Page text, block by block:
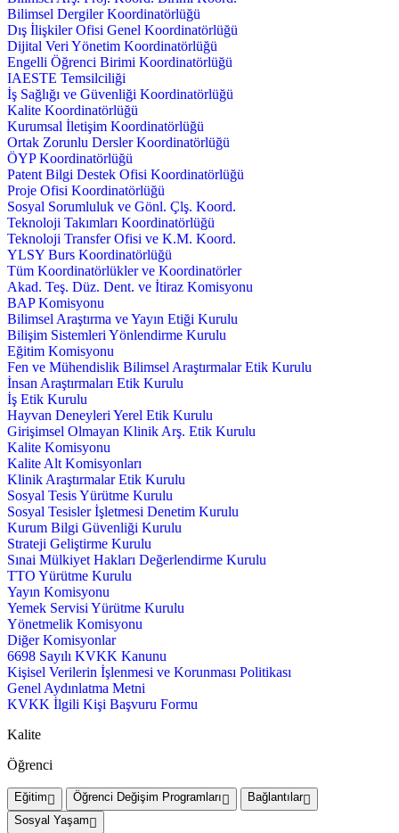
Bilimsel Dergiler Koordinatörlüğü
Dış İlişkiler Ofisi Genel Koordinatörlüğü
Dijital Veri Yönetim Koordinatörlüğü
Engelli Öğrenci Birimi Koordinatörlüğü
IAESTE Temsilciliği
İş Sağlığı ve Güvenliği Koordinatörlüğü
Kalite Koordinatörlüğü
Kurumsal İletişim Koordinatörlüğü
Ortak Zorunlu Dersler Koordinatörlüğü
ÖYP Koordinatörlüğü
Patent Bilgi Destek Ofisi Koordinatörlüğü
Proje Ofisi Koordinatörlüğü
Sosyal Sorumluluk ve Gönl. Çlş. Koord.
Teknoloji Takımları Koordinatörlüğü
Teknoloji Transfer Ofisi ve K.M. Koord.
YLSY Burs Koordinatörlüğü
Tüm Koordinatörlükler ve Koordinatörler
Akad. Teş. Düz. Dent. ve İtiraz Komisyonu
BAP Komisyonu
Bilimsel Araştırma ve Yayın Etiği Kurulu
Bilişim Sistemleri Yönlendirme Kurulu
Eğitim Komisyonu
Fen ve Mühendislik Bilimsel Araştırmalar Etik Kurulu
İnsan Araştırmaları Etik Kurulu
İş Etik Kurulu
Hayvan Deneyleri Yerel Etik Kurulu
Girişimsel Olmayan Klinik Arş. Etik Kurulu
Kalite Komisyonu
Kalite Alt Komisyonları
Klinik Araştırmalar Etik Kurulu
Sosyal Tesis Yürütme Kurulu
Sosyal Tesisler İşletmesi Denetim Kurulu
Kurum Bilgi Güvenliği Kurulu
Strateji Geliştirme Kurulu
Sınai Mülkiyet Hakları Değerlendirme Kurulu
TTO Yürütme Kurulu
Yayın Komisyonu
Yemek Servisi Yürütme Kurulu
Yönetmelik Komisyonu
Diğer Komisyonlar
6698 Sayılı KVKK Kanunu
Kişisel Verilerin İşlenmesi ve Korunması Politikası
Genel Aydınlatma Metni
KVKK İlgili Kişi Başvuru Formu
Kalite
Öğrenci
Eğitim Öğrenci Değişim Programları
Bağlantılar
Sosyal Yaşam